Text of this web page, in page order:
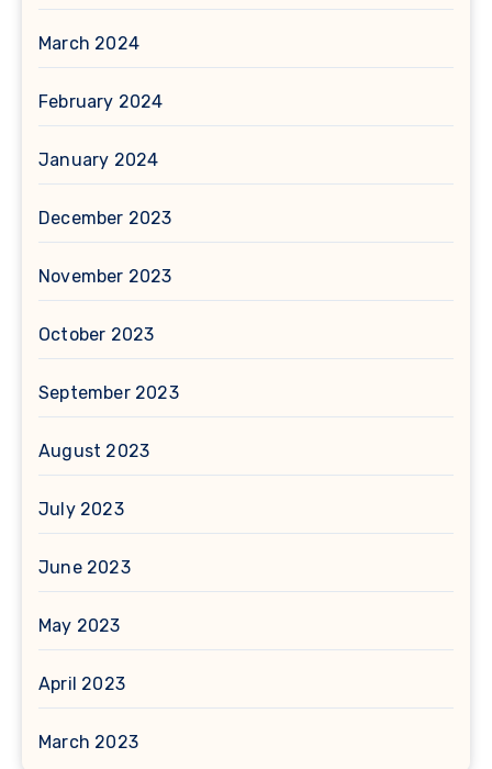
March 2024
February 2024
January 2024
December 2023
November 2023
October 2023
September 2023
August 2023
July 2023
June 2023
May 2023
April 2023
March 2023